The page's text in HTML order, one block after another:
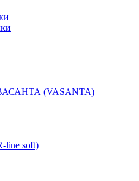
(VASANTA)
soft)